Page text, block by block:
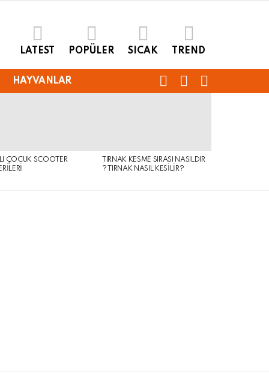
LATEST POPÜLER SICAK TREND
HAYVANLAR
FOLLOWSEARCH
ÇOCUK SCOOTER
TIRNAK KESME SIRASI NASILDIR
? TIRNAK NASIL KESILIR?